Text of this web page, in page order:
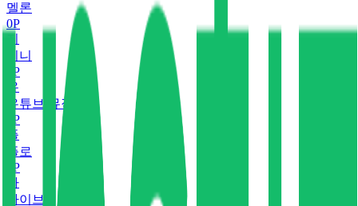
멜론
0P
지니
P
유
유튜브 뮤직
P
플
플로
P
바
바이브